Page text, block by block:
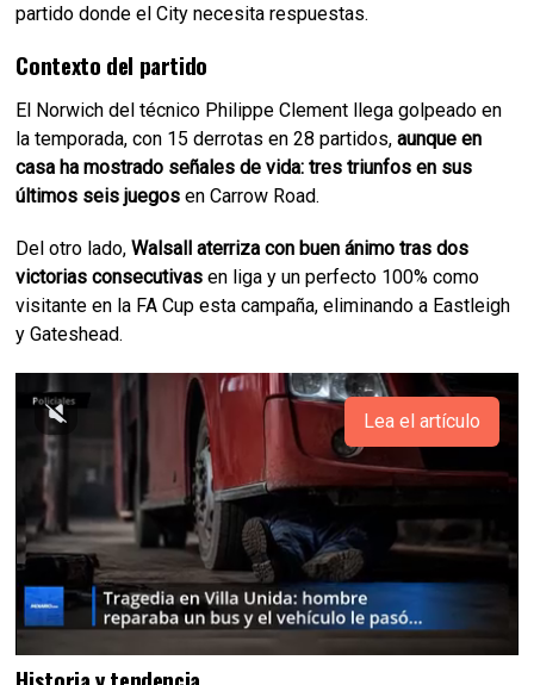
partido donde el City necesita respuestas.
Contexto del partido
El Norwich del técnico Philippe Clement llega golpeado en
la temporada, con 15 derrotas en 28 partidos,aunque en
casa ha mostrado señales de vida: tres triunfos en sus
últimos seis juegosen Carrow Road.
Del otro lado,Walsall aterriza con buen ánimo tras dos
victorias consecutivasen liga y un perfecto 100% como
visitante en la FA Cup esta campaña, eliminando a Eastleigh
y Gateshead.
Lea el artículo